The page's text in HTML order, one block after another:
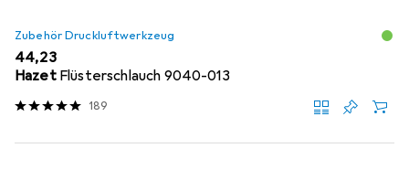
Zubehör Druckluftwerkzeug
EUR
44,23
Hazet Flüsterschlauch 9040-013
189